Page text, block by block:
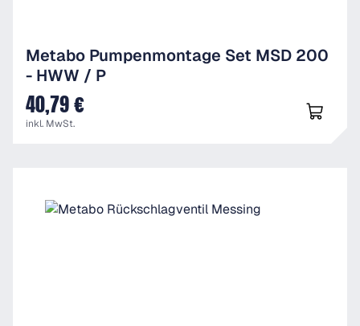
Metabo Pumpenmontage Set MSD 200
- HWW / P
UVP
40,79 €
inkl. MwSt.